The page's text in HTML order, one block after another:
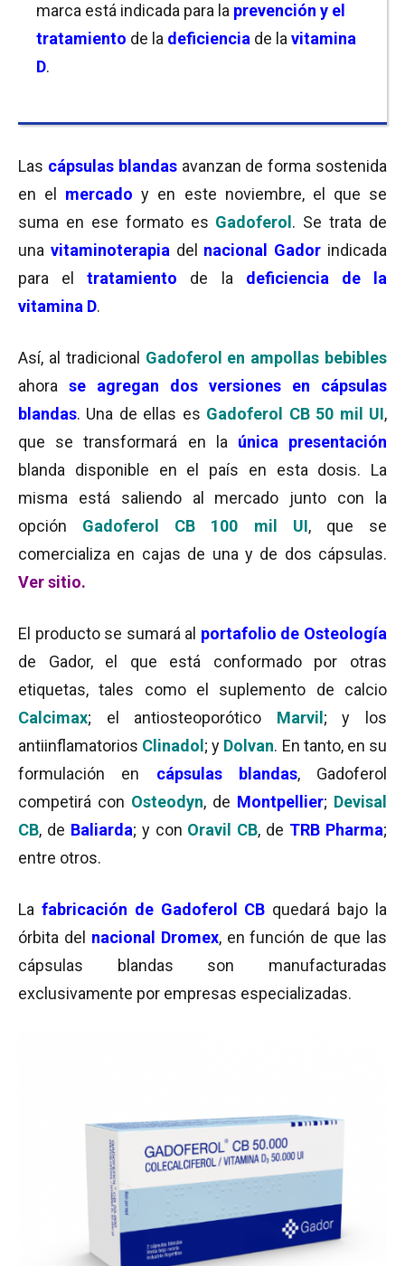
marca está indicada para la prevención y el
tratamiento de la deficiencia de la vitamina
D.
Las cápsulas blandasavanzan de forma sostenida
en el mercado y en este noviembre, el que se
suma en ese formato es Gadoferol . Se trata de
una vitaminoterapia del nacional Gador indicada
para eltratamiento de la deficiencia de la
vitamina D.
Así, al tradicional Gadoferol en ampollas bebibles
ahora se agregan dos versiones en cápsulas
blandas. Una de ellas es Gadoferol CB 50 mil UI,
que se transformará en la única presentación
blanda disponible en el país en esta dosis. La
misma está saliendo al mercado junto con la
opción Gadoferol CB 100 mil UI, que se
comercializa en cajas de una y de dos cápsulas.
Ver sitio.
El producto se sumará al portafolio de Osteología
de Gador, el que está conformado por otras
etiquetas, tales como el suplemento de calcio
Calcimax; el antiosteoporótico Marvil ; y los
antiinflamatorios Clinadol ; y Dolvan. En tanto, en su
formulación en cápsulas blandas, Gadoferol
competirá con Osteodyn, de Montpellier; Devisal
CB, de Baliarda; y con Oravil CB, de TRB Pharma;
entre otros.
La fabricación de Gadoferol CB quedará bajo la
órbita del nacional Dromex, en función de que las
cápsulas blandas son manufacturadas
exclusivamente por empresas especializadas.